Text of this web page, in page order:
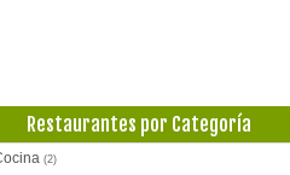
Restaurantes por Categoría
(2)